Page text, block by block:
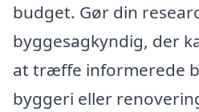
budget. Gør din
byggesagkyndig, der
at træffe informerede
byggeri eller